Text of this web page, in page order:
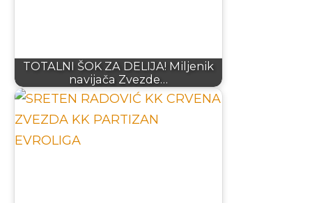
TOTALNI ŠOK ZA DELIJA! Miljenik
navijača Zvezde…